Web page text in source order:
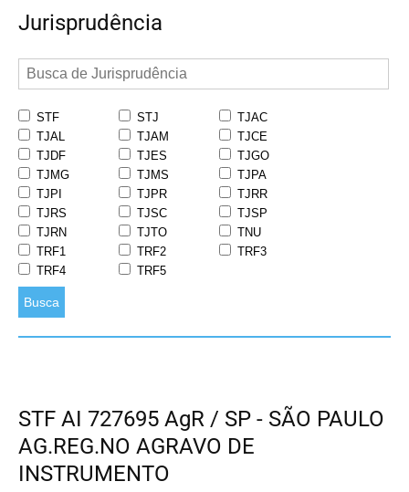
Jurisprudência
STF STJ
TJAC
TJAL
TJAM
TJCE
TJDF
TJES
TJGO
TJMG
TJMS
TJPA
TJPI
TJPR
TJRR
TJRS
TJSC
TJSP
TJRN
TJTO
TNU
TRF1
TRF2
TRF3
TRF4
TRF5
Busca
STF AI 727695 AgR / SP - SÃO PAULO
AG.REG.NO AGRAVO DE
INSTRUMENTO